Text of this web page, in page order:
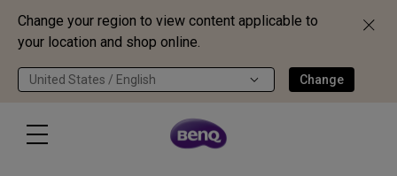
Change your region to view content applicable to
your location and shop online.
United States / English Change